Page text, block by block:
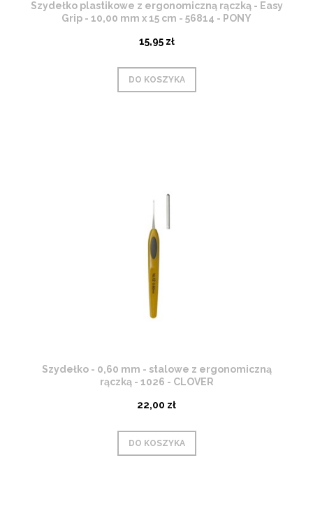
Szydełko plastikowe z ergonomiczną rączką - Easy
Grip - 10,00 mm x 15 cm - 56814 - PONY
15,95 zł
DO KOSZYKA
Szydełko - 0,60 mm - stalowe z ergonomiczną
rączką - 1026 - CLOVER
22,00 zł
DO KOSZYKA